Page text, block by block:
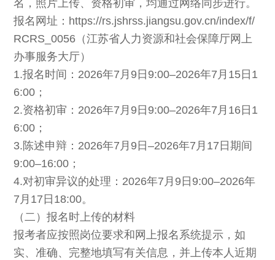
名，照片上传、资格初审，均通过网络同步进行。
报名网址：https://rs.jshrss.jiangsu.gov.cn/index/f/
RCRS_0056（江苏省人力资源和社会保障厅网上
办事服务大厅）
1.报名时间：2026年7月9日9:00–2026年7月15日1
6:00；
2.资格初审：2026年7月9日9:00–2026年7月16日1
6:00；
3.陈述申辩：2026年7月9日–2026年7月17日期间
9:00–16:00；
4.对初审异议的处理：2026年7月9日9:00–2026年
7月17日18:00。
（二）报名时上传的材料
报考者应按照岗位要求和网上报名系统提示，如
实、准确、完整地填写有关信息，并上传本人近期